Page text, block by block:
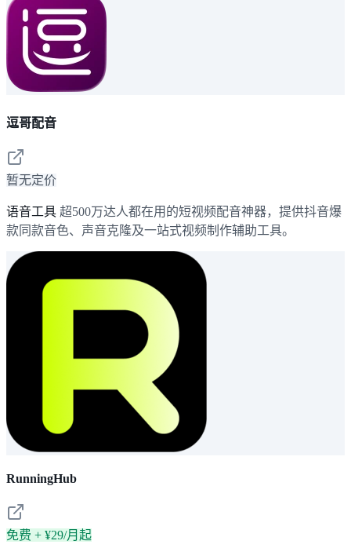
逗哥配音
暂无定价
语音工具 超500万达人都在用的短视频配音神器，提供抖音爆
款同款音色、声音克隆及一站式视频制作辅助工具。
RunningHub
免费 + ¥29/月起